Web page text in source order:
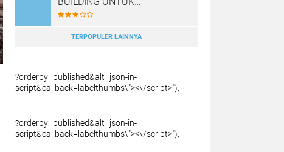
MEMBANGUN JURNALIS
DAN BERDAMPAK*
TERPOPULER LAINNYA
?orderby=published&alt=json-in-
script&callback=labelthumbs\"><\/script>");
?orderby=published&alt=json-in-
script&callback=labelthumbs\"><\/script>");